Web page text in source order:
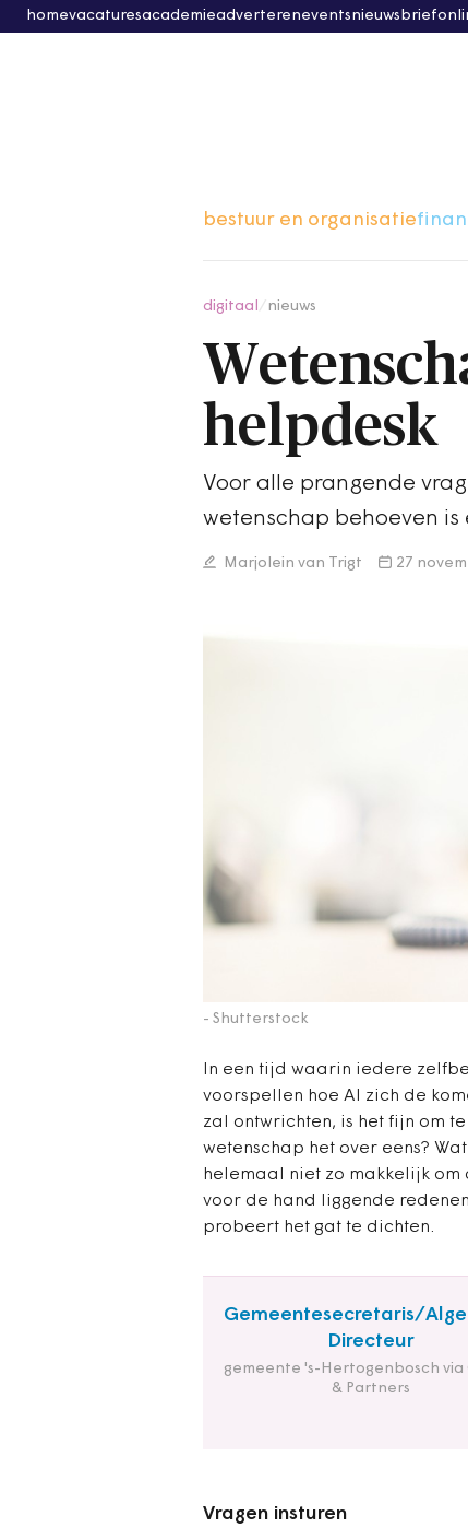
homevacaturesacademieadvertereneventsnieuwsbrief
bestuur en organisatie
digitaal nieuws
helpdesk
Voor alle prangende
wetenschap behoeven is
Marjolein van Trigt 27
- Shutterstock
In een tijd waarin iedere
voorspellen hoe AI zich de
zal ontwrichten, is het fijn om
wetenschap het over eens?
helemaal niet zo makkelijk om
voor de hand liggende
probeert het gat te dichten.
Gemeentesecretaris/
Directeur
gemeente 's-Hertogenbosch via
& Partners
Vragen insturen